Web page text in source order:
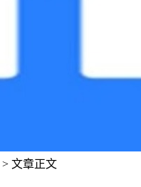
> 文章正文